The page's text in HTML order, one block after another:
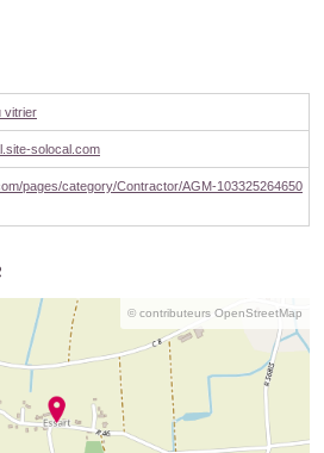
vitrier
solocal.com
pages/category/Contractor/AGM-103325264650
© contributeurs OpenStreetMap